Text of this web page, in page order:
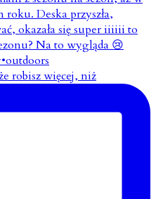
robisz więcej, niż